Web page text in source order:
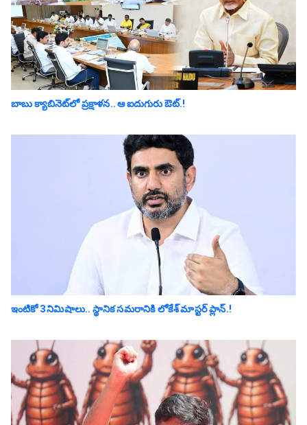
బాబు క్యాబినెట్‌లో ప్ర‌క్షాళ‌న‌.. ఆ ఐదుగురు ఔట్‌.!
ఇంటికో 3 నిమిషాలు.. స్థానిక స‌మ‌రానికి లోకేశ్ మాస్ట‌ర్ ప్లాన్‌.!